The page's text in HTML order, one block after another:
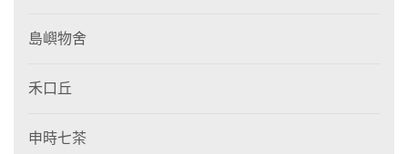
島嶼物舍
禾口丘
申時七茶